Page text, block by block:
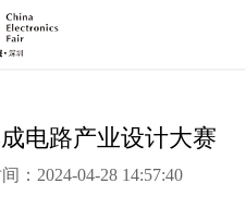
电路产业设计大赛
：2024-04-28 14:57:40